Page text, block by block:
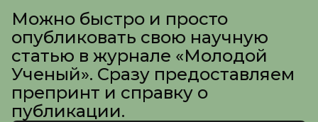
Можно быстро и просто
опубликовать свою научную
статью в журнале «Молодой
Ученый». Сразу предоставляем
препринт и справку о
публикации.